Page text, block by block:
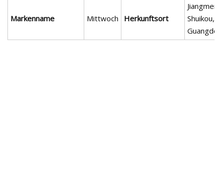
Markenname Mittwoch Herkunftsort
Jiangmen
Shuikou,